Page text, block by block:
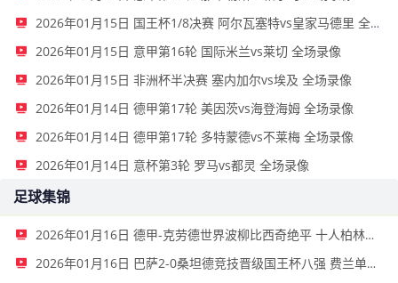
2026年01月15日 国王杯1/8决赛 阿尔瓦塞特vs皇家马德里 全场录像
2026年01月15日 意甲第16轮 国际米兰vs莱切 全场录像
2026年01月15日 非洲杯半决赛 塞内加尔vs埃及 全场录像
2026年01月14日 德甲第17轮 美因茨vs海登海姆 全场录像
2026年01月14日 德甲第17轮 多特蒙德vs不莱梅 全场录像
2026年01月14日 意杯第3轮 罗马vs都灵 全场录像
足球集锦
2026年01月16日 德甲-克劳德世界波柳比西奇绝平 十人柏林联合1-1奥格斯堡
2026年01月16日 巴萨2-0桑坦德竞技晋级国王杯八强 费兰单刀球破门亚马尔建功